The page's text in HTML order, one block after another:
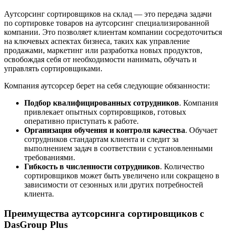
Аутсорсинг сортировщиков на склад — это передача задачи
по сортировке товаров на аутсорсинг специализированной
компании. Это позволяет клиентам компании сосредоточиться
на ключевых аспектах бизнеса, таких как управление
продажами, маркетинг или разработка новых продуктов,
освобождая себя от необходимости нанимать, обучать и
управлять сортировщиками.
Компания аутсорсер берет на себя следующие обязанности:
Подбор квалифицированных сотрудников. Компания
привлекает опытных сортировщиков, готовых
оперативно приступать к работе.
Организация обучения и контроля качества. Обучает
сотрудников стандартам клиента и следит за
выполнением задач в соответствии с установленными
требованиями.
Гибкость в численности сотрудников. Количество
сортировщиков может быть увеличено или сокращено в
зависимости от сезонных или других потребностей
клиента.
Преимущества аутсорсинга сортировщиков с
DasGroup Plus